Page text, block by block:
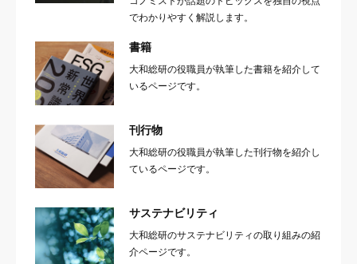
でわかりやすく解説します。
書籍
大和総研の役職員が執筆した書籍を紹介して
いるページです。
刊行物
大和総研の役職員が執筆した刊行物を紹介し
ているページです。
サステナビリティ
大和総研のサステナビリティの取り組みの紹
介ページです。